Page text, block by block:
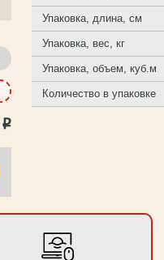
Р
Упаковка, длина, см
Упаковка, вес, кг
Упаковка, объем, куб.м
Количество в упаковке